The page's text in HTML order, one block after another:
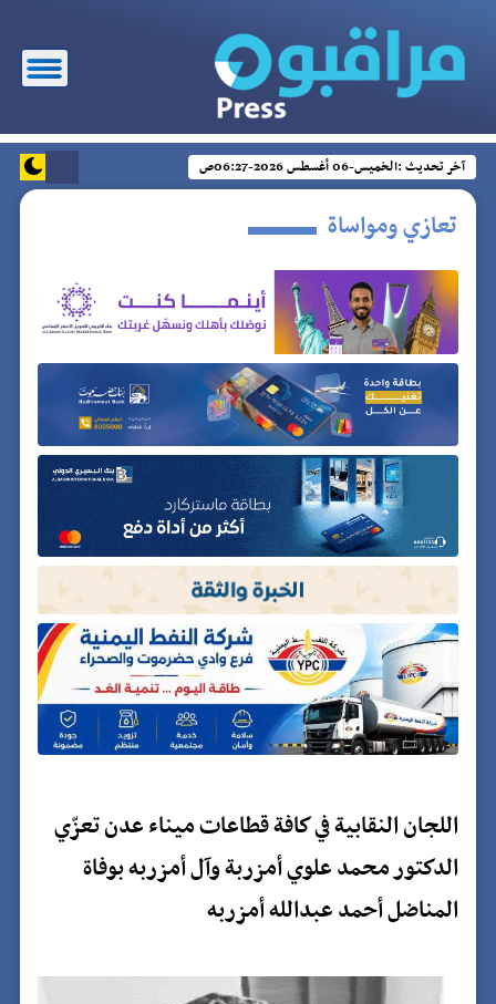
آخر تحديث :الخميس-06 أغسطس 2026-06:27ص
تعازي ومواساة
اللجان النقابية في كافة قطاعات ميناء عدن تعزّي
الدكتور محمد علوي أمزربة وآل أمزربه بوفاة
المناضل أحمد عبدالله أمزربه